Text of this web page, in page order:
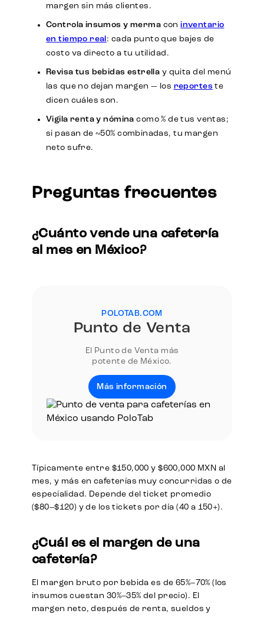
margen sin más clientes.
Controla insumos y merma coninventario
en tiempo real : cada punto que bajes de
costo va directo a tu utilidad.
Revisa tus bebidas estrella y quita del menú
las que no dejan margen — los reporteste
dicen cuáles son.
Vigila renta y nómina como % de tus ventas;
si pasan de ~50% combinadas, tu margen
neto sufre.
Preguntas frecuentes
¿Cuánto vende una cafetería
al mes en México?
POLOTAB.COM
Punto de Venta
El Punto de Venta más
potente de México.
Más información
Típicamente entre $150,000 y $600,000 MXN al
mes, y más en cafeterías muy concurridas o de
especialidad. Depende del ticket promedio
($80–$120) y de los tickets por día (40 a 150+).
¿Cuál es el margen de una
cafetería?
El margen bruto por bebida es de 65%–70% (los
insumos cuestan 30%–35% del precio). El
margen neto, después de renta, sueldos y